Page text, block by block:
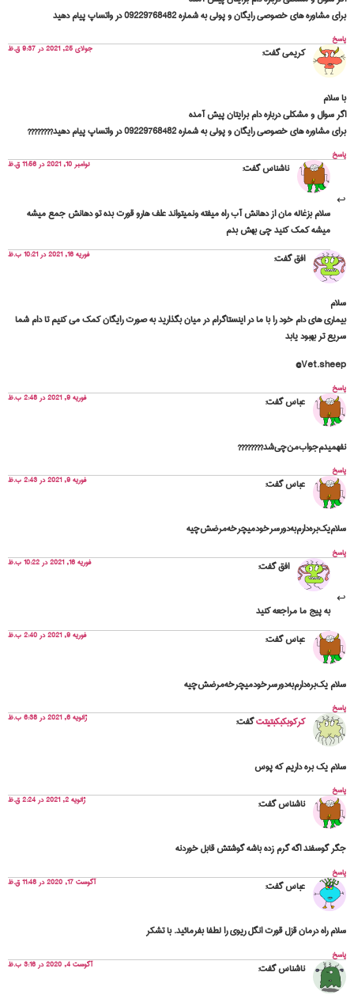
برای مشاوره های خصوصی رایگان و پولی به شماره 09229768482 در واتساپ پیام دهید
پاسخ
کریمیگفت: جولای 25, 2021 در 9:37 ق.ظ
با سلام
اگر سوال و مشکلی درباره دام برایتان پیش آمده
برای مشاوره های خصوصی رایگان و پولی به شماره 09229768482 در واتساپ پیام دهید????????
پاسخ
ناشناسگفت: نوامبر 10, 2021 در 11:56 ق.ظ
سلام بزغاله مان از دهانش آب راه میفته ونمیتواند علف هارو قورت بده تو دهانش جمع میشه
میشه کمک کنید چی بهش بدم
افقگفت: فوریه 16, 2021 در 10:21 ب.ظ
سلام
بیماری های دام خود را با ما در اینستاگرام در میان بگذارید به صورت رایگان کمک می کنیم تا دام شما
سریع تر بهبود یابد
Vet.sheep@
پاسخ
عباسگفت: فوریه 9, 2021 در 2:48 ب.ظ
نفهمیدم‌جواب‌من‌چی‌شد????????
پاسخ
عباسگفت: فوریه 9, 2021 در 2:43 ب.ظ
سلام‌یک‌بره‌دارم‌به‌دور‌سرخود‌میچرخه‌مرضش‌چیه
پاسخ
افقگفت: فوریه 16, 2021 در 10:22 ب.ظ
به پیج ما مراجعه کنید
عباسگفت: فوریه 9, 2021 در 2:40 ب.ظ
سلام ‌یک‌بره‌دارم‌به‌دور‌سر‌خود‌میچرخه‌‌مرضش‌چیه
پاسخ
کرکوبکبکبتیتتگفت: ژانویه 6, 2021 در 6:38 ب.ظ
سلام یک بره داریم که پوس
پاسخ
ناشناسگفت: ژانویه 2, 2021 در 2:24 ق.ظ
جگر گوسفند اگه گرم زده باشه گوشتش قابل خوردنه
پاسخ
عباسگفت: آگوست 17, 2020 در 11:48 ق.ظ
سلام راه درمان قزل قورت انگل ریوی را لطفا بفرمائید. با تشکر
پاسخ
ناشناسگفت: آگوست 4, 2020 در 3:16 ب.ظ